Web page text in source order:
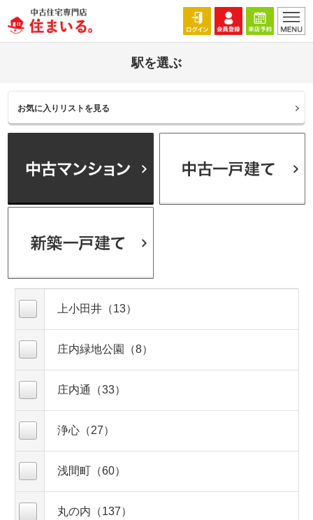
駅を選ぶ
お気に入りリストを見る
上小田井（13）
庄内緑地公園（8）
庄内通（33）
浄心（27）
浅間町（60）
丸の内（137）